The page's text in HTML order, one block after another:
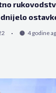
4 godine